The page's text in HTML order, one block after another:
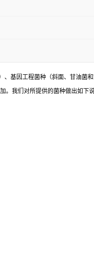
基因工程菌种（斜面、甘油菌
。我们对所提供的菌种做出如下说